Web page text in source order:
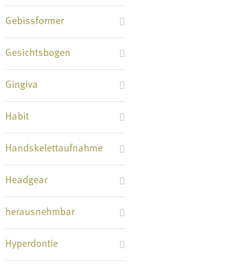
Gebissformer
Gesichtsbogen
Gingiva
Habit
Handskelettaufnahme
Headgear
herausnehmbar
Hyperdontie